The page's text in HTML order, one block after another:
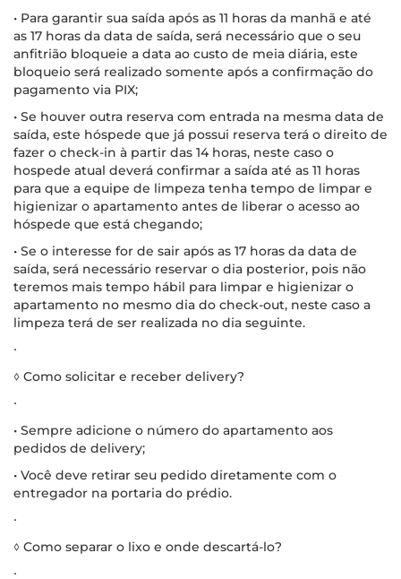
• Para garantir sua saída após as 11 horas da manhã e até
as 17 horas da data de saída, será necessário que o seu
anfitrião bloqueie a data ao custo de meia diária, este
bloqueio será realizado somente após a confirmação do
pagamento via PIX;
• Se houver outra reserva com entrada na mesma data de
saída, este hóspede que já possui reserva terá o direito de
fazer o check-in à partir das 14 horas, neste caso o
hospede atual deverá confirmar a saída até as 11 horas
para que a equipe de limpeza tenha tempo de limpar e
higienizar o apartamento antes de liberar o acesso ao
hóspede que está chegando;
• Se o interesse for de sair após as 17 horas da data de
saída, será necessário reservar o dia posterior, pois não
teremos mais tempo hábil para limpar e higienizar o
apartamento no mesmo dia do check-out, neste caso a
limpeza terá de ser realizada no dia seguinte.
∙
◊ Como solicitar e receber delivery?
∙
• Sempre adicione o número do apartamento aos
pedidos de delivery;
• Você deve retirar seu pedido diretamente com o
entregador na portaria do prédio.
∙
◊ Como separar o lixo e onde descartá-lo?
∙